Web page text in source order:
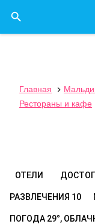

Главная 
Рестораны и кафе
ОТЕЛИ
РАЗВЛЕЧЕНИЯ 10
ПОГОДА 29°,